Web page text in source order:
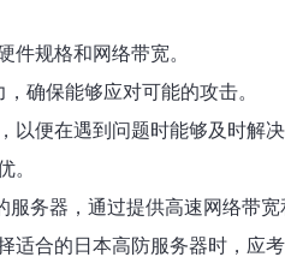
件规格和网络带宽。
确保能够应对可能的攻击。
便在遇到问题时能够及时解决
。
务器，通过提供高速网络带
合的日本高防服务器时，应